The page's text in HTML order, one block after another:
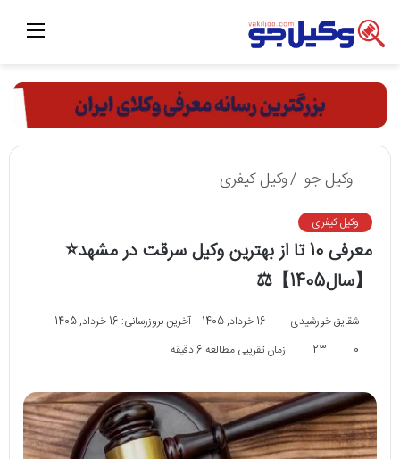
منو
وکیل جو /وکیل کیفری
وکیل کیفری
معرفی 10 تا از بهترین وکیل سرقت در مشهد⭐
【سال1405】⚖
شقایق خورشیدی 16 خرداد, 1405
آخرین بروزرسانی: 16 خرداد, 1405
0
23 زمان تقریبی مطالعه 6 دقیقه